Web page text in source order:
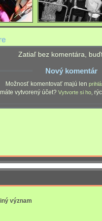
Zatiaľ bez komentára,
Nový komentár
Možnosť komentovať majú len
vytvorený účet? Vytvorte si ho ,
význam